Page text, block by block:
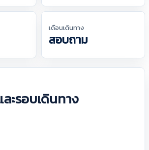
เดือนเดินทาง
สอบถาม
ะรอบเดินทาง